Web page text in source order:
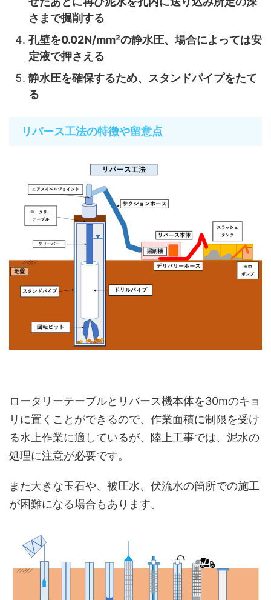
さまで掘削する
孔壁を0.02N/mm²の静水圧、場合によっては安
定液で押さえる
静水圧を確保するため、スタンドパイプをたて
る
リバース工法の特徴や留意点
ロータリーテーブルとリバース機本体を30mのキョ
リに置くことができるので、作業面積に制限を受け
る水上作業に適しているが、陸上工事では、泥水の
処理に注意が必要です。
また大きな玉石や、被圧水、伏流水の箇所での施工
が困難になる場合もあります。